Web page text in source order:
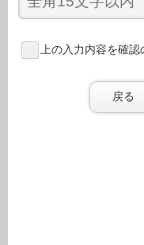
上の入力内容を確